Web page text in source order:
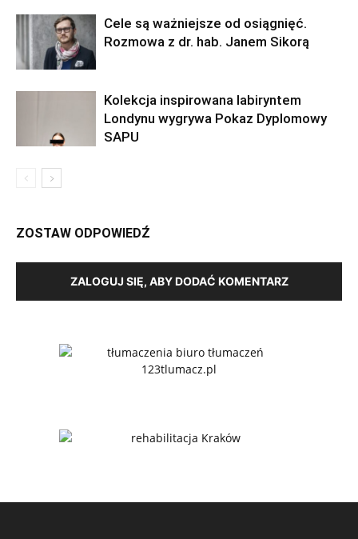
Cele są ważniejsze od osiągnięć.
Rozmowa z dr. hab. Janem Sikorą
Kolekcja inspirowana labiryntem
Londynu wygrywa Pokaz Dyplomowy
SAPU
ZOSTAW ODPOWIEDŹ
ZALOGUJ SIĘ, ABY DODAĆ KOMENTARZ